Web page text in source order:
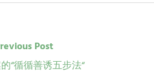
Post
“循循善诱五步法“